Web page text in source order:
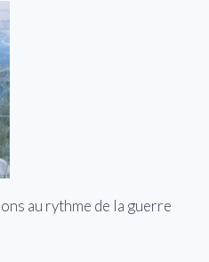
au rythme de la guerre